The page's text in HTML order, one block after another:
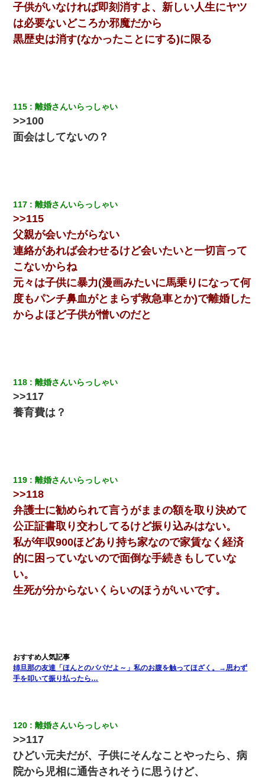
嫁の妹（26歳）がずっとウチに泊まりに来た結果→俺がヤバイｗ
ｗｗｗｗｗｗｗ
22歳の頃、父に36歳の男性とお見合いをしてくれと頼まれた。父
てよ！気持ち悪い！（ｼｯｼｯ」→ 後日、俺を見つけた母親がすっ飛
んできて・・・
私「結婚やめるわ」 婚約者「え？なんでなんで？」 → 放置した
【報告者がキチ】嫁「妊娠した」俺『それじゃあ皆に祝ってもら
おう』友人達を家に連れ帰ってホームパーティー→俺『皆に祝え
てもらえて良かったな！』→
【修羅場】彼女親「カスな家柄のヤツなんかと家族になるのはご
めんだ」俺「じゃあ別れます…」→ 彼女「なんで言い返してくれ
なかったの？（泣」
【GJ!】会社から帰宅中、広い駐車場にエンジンかけっ放しの車を
発見。しかも「ヒィ～」みたいな声も聞こえてきたので気になっ
て近寄ったら女の子がおっさんの下敷きになってた
せたら...
兄の新しい嫁がやらかしすぎて辛い。当たり前のように実家や姪
の幼稚園に来る
体中に赤い蕁麻疹みたいなのができて、皮膚科にいったら「ジベ
ル薔薇色ひこう疹」という症状だと言われた
妹が嘘つきな元カレと寄りを戻してしまったという話をしていた
ら、旦那の顔が曇って雰囲気が一転。そそくさと話を切り上げて
さっき嫁から、「愛しています」ってメールが届いた。俺も「愛
[緊急]ベロベロの女に声をかけて行為してきた結果
ＤＮＡ検査『血縁関係０％』旦那「やっぱり托卵だったんだ…」
嫁「本当に身に覚えがない」「なにかの間違いだ！取り違え
だ！」→ 嫁「あっ」
子供がいなければ即刻消すよ、新しい人生にヤツ
は必要ないどころか邪魔だから
黒歴史は消す(なかったことにする)に限る
115 離婚さんいらっしゃい
>>100
面会はしてないの？
117 離婚さんいらっしゃい
>>115
父親が会いたがらない
連絡があれば会わせるけど会いたいと一切言って
こないからね
元々は子供に暴力(漫画みたいに馬乗りになって何
度もパンチ鼻血がとまらず救急車とか)で離婚した
からよほど子供が憎いのだと
118 離婚さんいらっしゃい
>>117
養育費は？
119 離婚さんいらっしゃい
>>118
弁護士に勧められて言うがままの額を取り決めて
公正証書取り交わしてるけど振り込みはない。
私が年収900ほどあり持ち家なので家賃なく経済
的に困っていないので面倒な手続きもしていな
い。
生死が分からないくらいのほうがいいです。
姉旦那の友達「ほんとのパパだよ～」私のお腹を触ってほざく。→思わず
手を叩いて振り払ったら…
120 離婚さんいらっしゃい
>>117
ひどい元夫だが、子供にそんなことやったら、病
院から児相に通告されそうに思うけど、